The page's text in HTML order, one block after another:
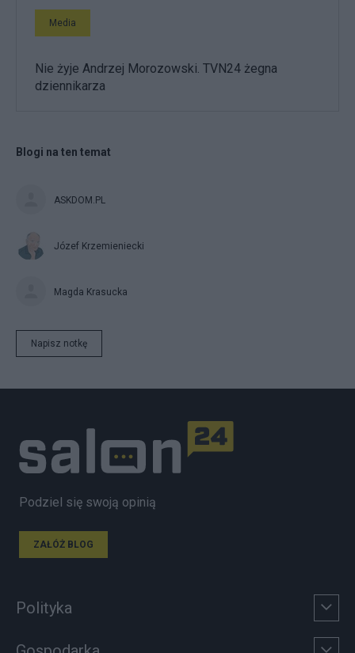
Media
Nie żyje Andrzej Morozowski. TVN24 żegna
dziennikarza
Blogi na ten temat
ASKDOM.PL
Józef Krzemieniecki
Magda Krasucka
Napisz notkę
Podziel się swoją opinią
ZAŁÓŻ BLOG
Polityka